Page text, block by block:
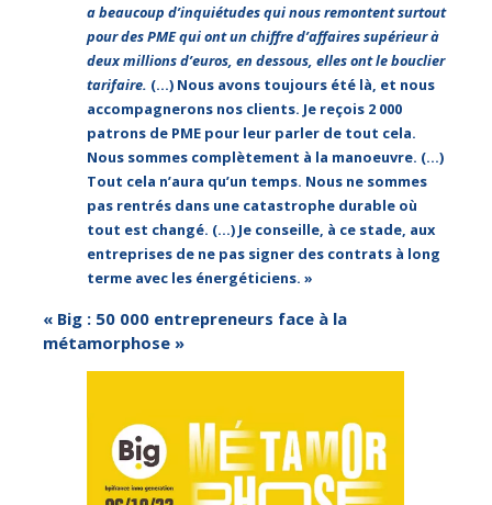
a beaucoup d’inquiétudes qui nous remontent surtout
pour des PME qui ont un chiffre d’affaires supérieur à
deux millions d’euros, en dessous, elles ont le bouclier
tarifaire. (…) Nous avons toujours été là, et nous
accompagnerons nos clients. Je reçois 2 000
patrons de PME pour leur parler de tout cela.
Nous sommes complètement à la manoeuvre. (…)
Tout cela n’aura qu’un temps. Nous ne sommes
pas rentrés dans une catastrophe durable où
tout est changé. (…) Je conseille, à ce stade, aux
entreprises de ne pas signer des contrats à long
terme avec les énergéticiens. »
« Big : 50 000 entrepreneurs face à la
métamorphose »